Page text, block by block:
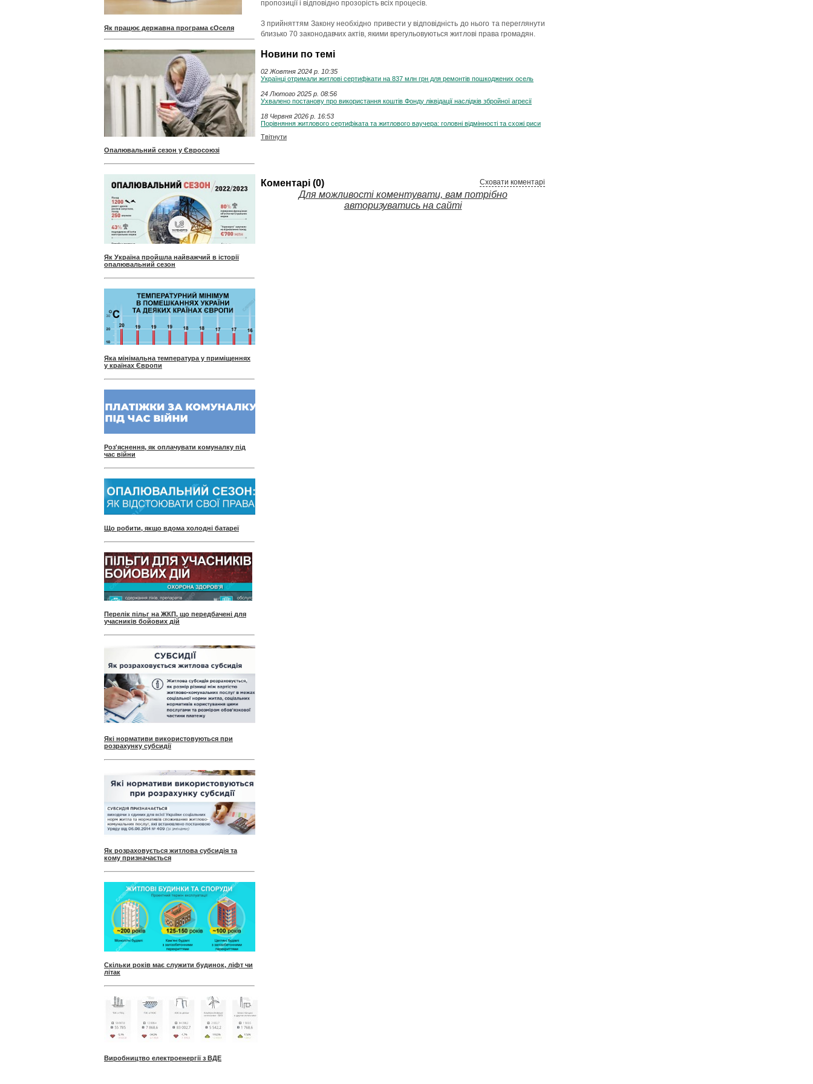
Як працює державна програма єОселя
Опалювальний сезон у Євросоюзі
Як Україна пройшла найважчий в історії
опалювальний сезон
Яка мінімальна температура у приміщеннях
у країнах Європи
Роз'яснення, як оплачувати комуналку під
час війни
Що робити, якщо вдома холодні батареї
Перелік пільг на ЖКП, що передбачені для
учасників бойових дій
Які нормативи використовуються при
розрахунку субсидії
Як розраховується житлова субсидія та
кому призначається
Скільки років має служити будинок, ліфт чи
літак
Виробництво електроенергії з ВДЕ
пропозиції і відповідно прозорість всіх процесів.
З прийняттям Закону необхідно привести у відповідність до нього та переглянути
близько 70 законодавчих актів, якими врегульовуються житлові права громадян.
Новини по темі
02 Жовтня 2024 p. 10:35
Українці отримали житлові сертифікати на 837 млн грн для ремонтів пошкоджених осель
24 Лютого 2025 p. 08:56
Ухвалено постанову про використання коштів Фонду ліквідації наслідків збройної агресії
18 Червня 2026 p. 16:53
Порівняння житлового сертифіката та житлового ваучера: головні відмінності та схожі риси
Твітнути
Коментарі (0) Сховати коментарі
Для можливості коментувати, вам потрібно
авторизуватись на сайті